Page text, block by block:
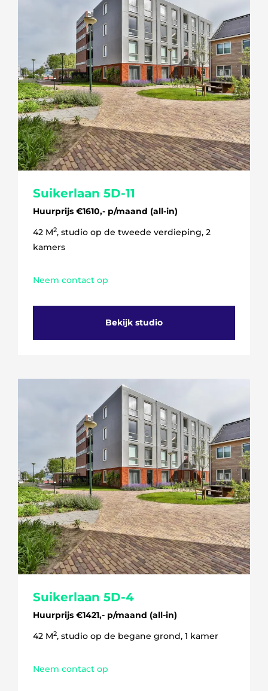
5 kamers
6 kamers
Suikerlaan 5D-11
Huurprijs €1610,- p/maand (all-in)
42 M2, studio op de tweede verdieping, 2
kamers
Neem contact op
Bekijk studio
Suikerlaan 5D-4
Huurprijs €1421,- p/maand (all-in)
42 M2, studio op de begane grond, 1 kamer
Neem contact op